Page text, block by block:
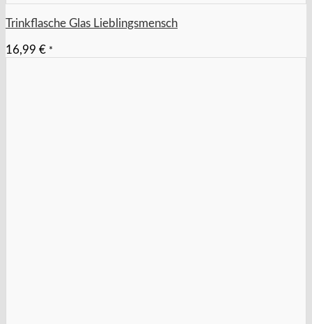
Trinkflasche Glas Lieblingsmensch
16,99 € *